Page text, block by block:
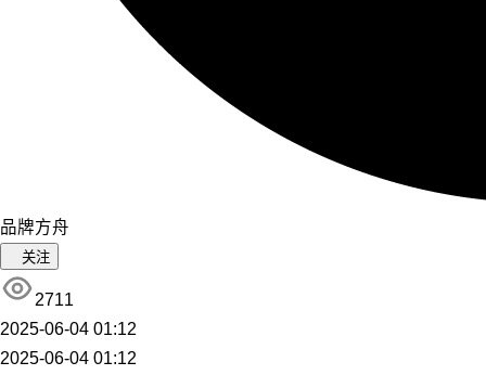
品牌方舟
关注
2711
2025-06-04 01:12
2025-06-04 01:12